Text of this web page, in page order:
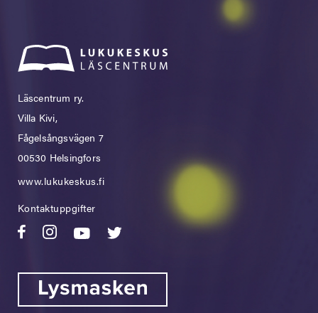
Läscentrum ry.
Villa Kivi,
Fågelsångsvägen 7
00530 Helsingfors
www.lukukeskus.fi
Kontaktuppgifter